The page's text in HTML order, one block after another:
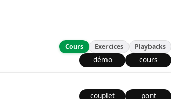
Cours Exercices Playbacks
démo cours
couplet pont